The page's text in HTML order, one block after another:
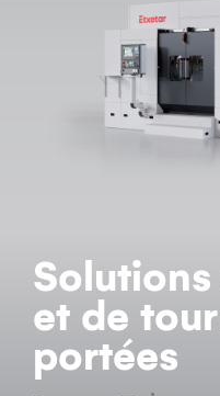
et de
portées